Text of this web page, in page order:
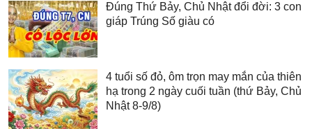
Đúng Thứ Bảy, Chủ Nhật đổi đời: 3 con
giáp Trúng Số giàu có
4 tuổi số đỏ, ôm trọn may mắn của thiên
hạ trong 2 ngày cuối tuần (thứ Bảy, Chủ
Nhật 8-9/8)